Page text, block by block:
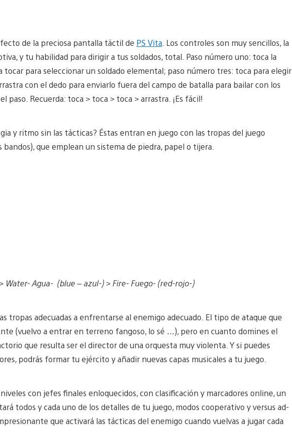
de la preciosa pantalla táctil de PS Vita . Los controles son muy sencillos, la
y tu habilidad para dirigir a tus soldados, total. Paso número uno: toca la
tocar para seleccionar un soldado elemental; paso número tres: toca para elegir
con el dedo para enviarlo fuera del campo de batalla para bailar con los
Recuerda: toca > toca > toca > arrastra. ¡Es fácil!
y ritmo sin las tácticas? Éstas entran en juego con las tropas del juego
que emplean un sistema de piedra, papel o tijera.
Water- Agua- (blue – azul-) > Fire- Fuego- (red-rojo-)
tropas adecuadas a enfrentarse al enemigo adecuado. El tipo de ataque que
(vuelvo a entrar en terreno fangoso, lo sé …), pero en cuanto domines el
que resulta ser el director de una orquesta muy violenta. Y si puedes
podrás formar tu ejército y añadir nuevas capas musicales a tu juego.
con jefes finales enloquecidos, con clasificación y marcadores online, un
todos y cada uno de los detalles de tu juego, modos cooperativo y versus ad-
que activará las tácticas del enemigo cuando vuelvas a jugar cada